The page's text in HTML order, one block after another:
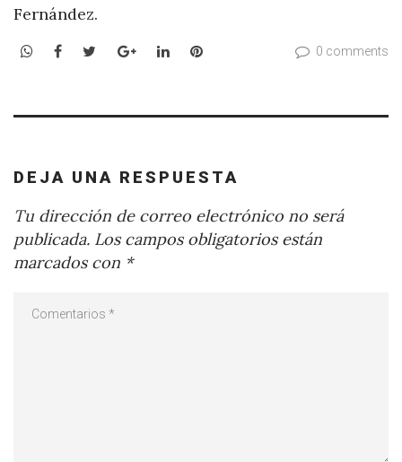
Fernández.
WhatsApp
Facebook
TwitterGoogle+LinkedInPinterest 0 comments
DEJA UNA RESPUESTA
Tu dirección de correo electrónico no será
publicada. Los campos obligatorios están
marcados con *